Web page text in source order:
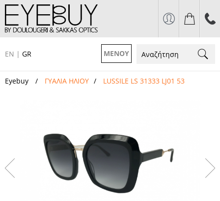
EN | GR ΜΕΝΟΥ
Eyebuy ΓΥΑΛΙΑ ΗΛΙΟΥ LUSSILE LS 31333 LJ01 53